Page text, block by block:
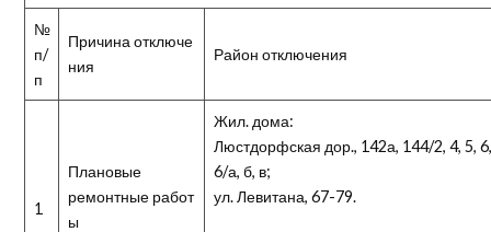
№
п/
п
Причина отключе
ния
Район отключения
1
Плановые
ремонтные работ
ы
Жил. дома:
Люстдорфская дор., 142а, 144/2, 4, 5,
6/а, б, в;
ул. Левитана, 67-79.